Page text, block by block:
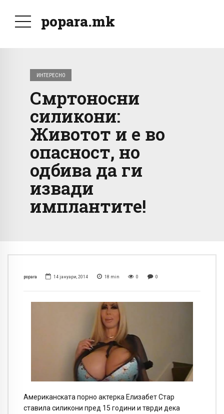
popara.mk
ИНТЕРЕСНО
Смртоносни
силикони:
Животот и е во
опасност, но
одбива да ги
извади
имплантите!
popara 14 јануари, 2014 18 min 0 0
Американската порно актерка Елизабет Стар
ставила силикони пред 15 години и тврди дека